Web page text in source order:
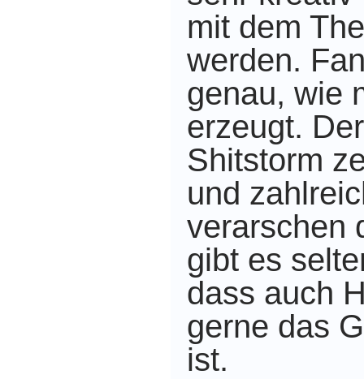
mit dem
werden.
genau, wie
erzeugt.
Shitstorm
und
verarschen
gibt es
dass auch
gerne das
ist.